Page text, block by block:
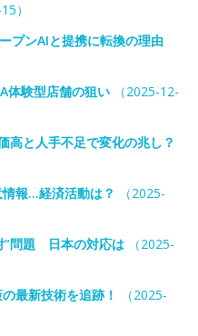
）
ンAIと提携に転換の理由
体験型店舗の狙い（2025-12-
と人手不足で変化の兆し？
報…経済活動は？
（2025-
”問題 日本の対応は（2025-
最新技術を追跡！
（2025-